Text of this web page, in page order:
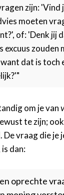
zijn: 'Vind
moeten
of: 'Denk jij
excuus zouden
dat is toch
om je van
te zijn;
vraag die je
dan:
oprechte